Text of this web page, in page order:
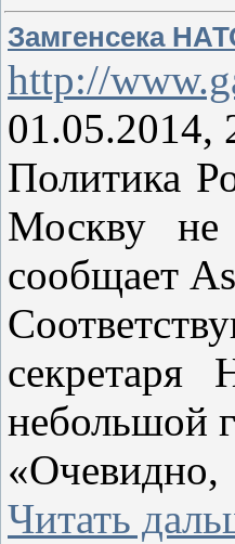
Замгенсека
http://
01.05.2014,
Политика
Москву не
сообщает
небольшой
Читать